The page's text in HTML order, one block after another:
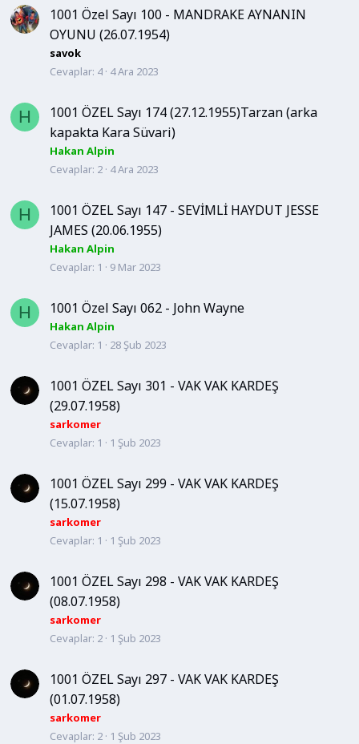
1001 Özel Sayı 100 - MANDRAKE AYNANIN
OYUNU (26.07.1954)
savok
Cevaplar 4 4 Ara 2023
H
1001 ÖZEL Sayı 174 (27.12.1955)Tarzan (arka
kapakta Kara Süvari)
Hakan Alpin
Cevaplar 2 4 Ara 2023
H
1001 ÖZEL Sayı 147 - SEVİMLİ HAYDUT JESSE
JAMES (20.06.1955)
Hakan Alpin
Cevaplar 1 9 Mar 2023
H 1001 Özel Sayı 062 - John Wayne
Hakan Alpin
Cevaplar 1 28 Şub 2023
1001 ÖZEL Sayı 301 - VAK VAK KARDEŞ
(29.07.1958)
sarkomer
Cevaplar 1 1 Şub 2023
1001 ÖZEL Sayı 299 - VAK VAK KARDEŞ
(15.07.1958)
sarkomer
Cevaplar 1 1 Şub 2023
1001 ÖZEL Sayı 298 - VAK VAK KARDEŞ
(08.07.1958)
sarkomer
Cevaplar 2 1 Şub 2023
1001 ÖZEL Sayı 297 - VAK VAK KARDEŞ
(01.07.1958)
sarkomer
Cevaplar 2 1 Şub 2023